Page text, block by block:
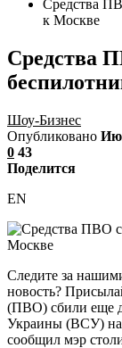
Средства
к Москве
Средства
Шоу-Бизнес
Опубликовано
0 43
Поделится
EN
Следите за
новость?
(ПВО) сбили еще
Украины (ВСУ) на
сообщил мэр